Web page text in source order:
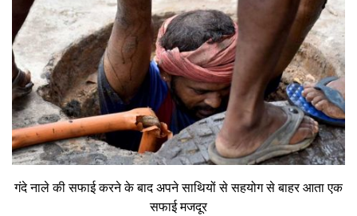
गंदे नाले की सफाई करने के बाद अपने साथियों से सहयोग से बाहर आता एक
सफाई मजदूर